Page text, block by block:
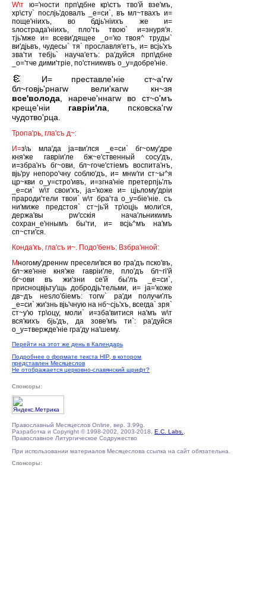
W\т ю='ности прп\дбне кр\стъ тво'й взе'мъ,
хр\сту` послjь'довалъ _е=си`, въ мл~твахъ и=
поще'нiихъ, во бдjь'нiихъ же и=
sлострада'нiихъ, пло'ть твою` и=знуря'я.
тjь'мже и= всеви'дящее _о='ко твоя^ труды`
ви'дjьвъ, чудесы` тя` прославля'етъ, и= всjь'хъ
зва'ти тебjь` науча'етъ: ра'дуйся прп\дбне
_о='тче дими'трiе, по'стникwвъ о_у=добре'нiе.
И= преставле'нiе ст~а'гw
бл~говjь'рнагw вели'кагw кн~зя
все'волода , нарече'ннагw во ст~о'мъ
креще'нiи гаврiи'ла , псковска'гw
чудотво'рца.
Тропа'рь, гла'съ д~:
И=з\ъ мла'да jа=ви'лся _е=си` бг~ому'дре
кня'же гаврiи'ле бж~е'ственный сосу'дъ,
и=збра'нъ бг~ови, бл~гоче'стiемъ воспита'нъ,
вjь'ру непоро'чну соблю'дъ, и= мнw'ги ст~ы^я
цр~кви о_у=стро'ивъ, и=згна'нiе претерпjь'лъ
_е=си` w\т свои'хъ, jа='коже и= цjьлому'дрiи
прароди'тели твои` w\т бра'та о_у=бiе'нiе. съ
ни'миже предстоя` ст~jь'й тр\оцjь моли'ся,
держа'вы рw'сскiя нача'льникwмъ
сохран_е'ннымъ бы'ти, и= всjь^мъ на'мъ
сп~сти'ся.
Конда'къ, гла'съ и~. Подо'бенъ: Взбра'нной:
Многому'дреннw пресели'вся во гра'дъ пско'въ,
бл~же'нне кня'же гаврiи'ле, пло'дъ бл~гi'й
бг~ови въ жи'зни се'й бы'лъ _е=си`,
присноцвjьту'щь добродjь'тельми, и= jа='коже
дв~дъ неsло'бiемъ: тогw` ра'ди получи'лъ
_е=си` жи'знь вjь'чную на нб~сjь'хъ, всегда` зря`
ст~у'ю тр\оцу, моли` и=зба'витися на'мъ w\т
вся'кихъ бjь'дъ, да зове'мъ ти`: ра'дуйся
о_у=твержде'нiе гра'ду на'шему.
Перейти на этот же день в Календарь
Подробнее о формате текста HIP, в котором
представлен Месяцеслов
Не отображается церковно-славянский шрифт?
Спонсоры:
Православный Месяцеслов Online, вер. 3.99g.
Разработка и Copyright © 1998-2002, 2003-2018, E.C. Labs.
Православное Литургическое Содружество
При использовании материалов Месяцеслова ссылка на сайт обязательна.
Спонсоры: